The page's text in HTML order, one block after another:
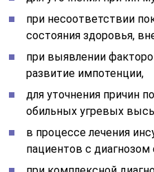
при несоответствии
состояния здоровья,
при выявлении
развитие импотенции,
для уточнения причин
обильных угревых
в процессе лечения
пациентов с